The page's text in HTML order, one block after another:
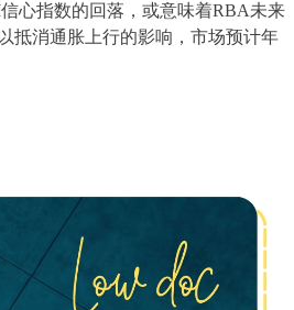
心指数的回落，或意味着RBA未来
抵消通胀上行的影响，市场预计年